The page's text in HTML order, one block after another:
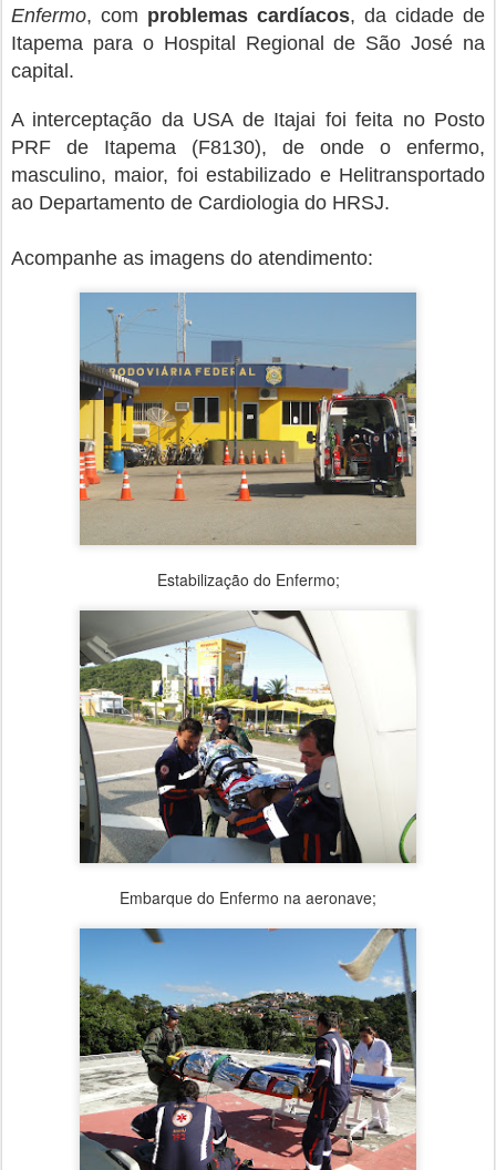
Enfermo, com problemas cardíacos, da cidade de
Itapema para o Hospital Regional de São José na
capital.
A interceptação da USA de Itajai foi feita no Posto
PRF de Itapema (F8130), de onde o enfermo,
masculino, maior, foi estabilizado e Helitransportado
ao Departamento de Cardiologia do HRSJ.
Acompanhe as imagens do atendimento:
Estabilização do Enfermo;
Embarque do Enfermo na aeronave;